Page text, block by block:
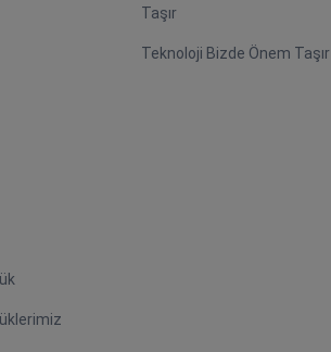
Taşır
Teknoloji Bizde Önem Taşır